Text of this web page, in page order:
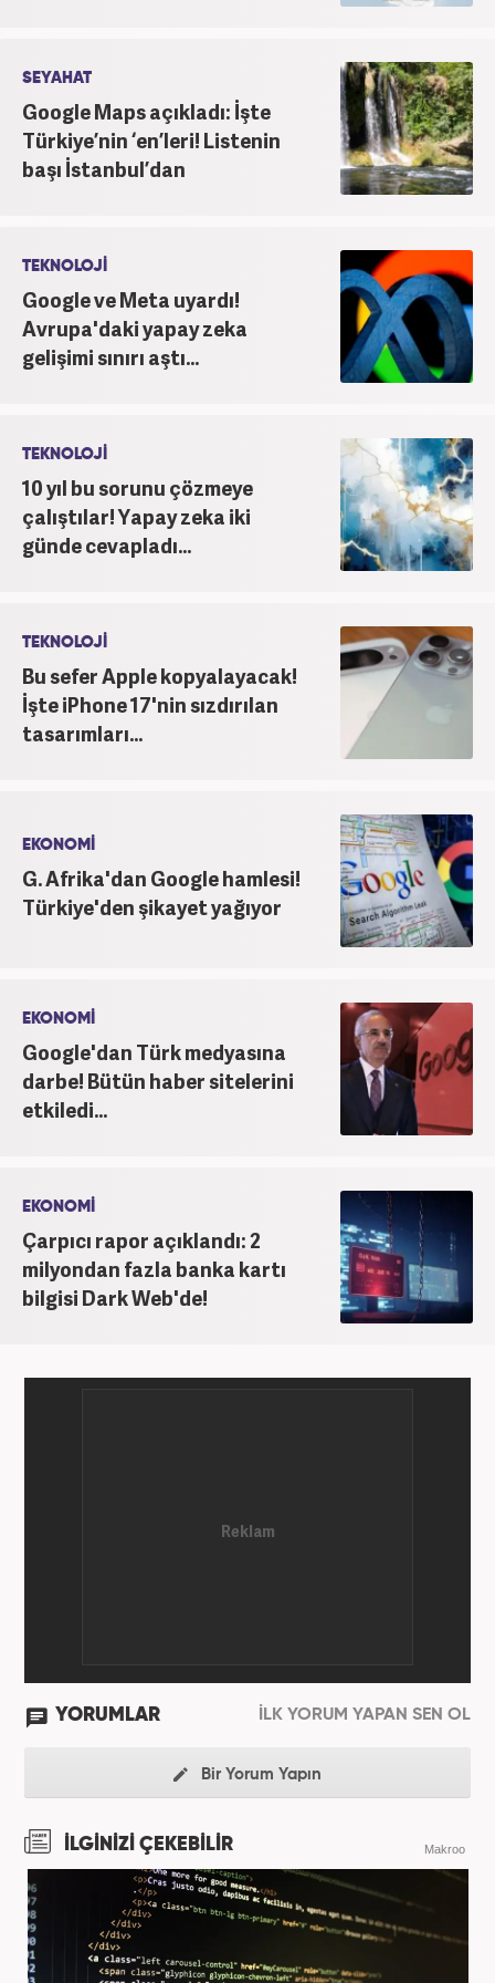
SEYAHAT
Google Maps açıkladı: İşte
Türkiye’nin ‘en’leri! Listenin
başı İstanbul’dan
TEKNOLOJİ
Google ve Meta uyardı!
Avrupa'daki yapay zeka
gelişimi sınırı aştı...
TEKNOLOJİ
10 yıl bu sorunu çözmeye
çalıştılar! Yapay zeka iki
günde cevapladı...
TEKNOLOJİ
Bu sefer Apple kopyalayacak!
İşte iPhone 17'nin sızdırılan
tasarımları...
EKONOMİ
G. Afrika'dan Google hamlesi!
Türkiye'den şikayet yağıyor
EKONOMİ
Google'dan Türk medyasına
darbe! Bütün haber sitelerini
etkiledi...
EKONOMİ
Çarpıcı rapor açıklandı: 2
milyondan fazla banka kartı
bilgisi Dark Web'de!
YORUMLAR İLK YORUM YAPAN SEN OL
Bir Yorum Yapın
İLGİNİZİ ÇEKEBİLİR Makroo